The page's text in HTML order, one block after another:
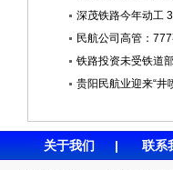
深茂铁路今年动工
民航公司高管：
铁路投资未受铁道
贵阳民航业迎来“井
关于我们 | 联系